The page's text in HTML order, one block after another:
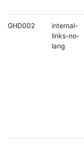
GHD002
internal-
links-no-
lang